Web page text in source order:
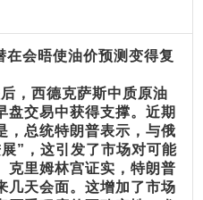
在会晤使油价预测变得复
，西德克萨斯中质原油
盘交易中获得支撑。近期
，总统特朗普表示，与俄
”，这引发了市场对可能
克里姆林宫证实，特朗普
几天会面。这增加了市场